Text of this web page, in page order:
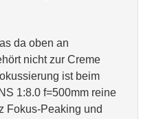
da oben an
nicht zur Creme
ist beim
1:8.0 f=500mm reine
Fokus-Peaking und